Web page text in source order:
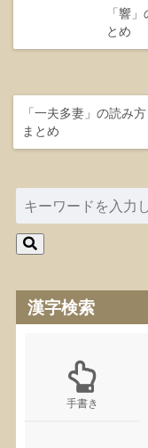
「響
とめ
「一夫多妻」の読み
まとめ
漢字検索
手書き